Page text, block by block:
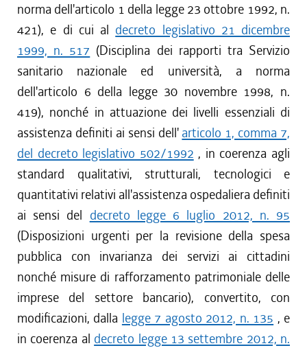
norma dell'articolo 1 della legge 23 ottobre 1992, n.
421), e di cui al decreto legislativo 21 dicembre
1999, n. 517 (Disciplina dei rapporti tra Servizio
sanitario nazionale ed università, a norma
dell'articolo 6 della legge 30 novembre 1998, n.
419), nonché in attuazione dei livelli essenziali di
assistenza definiti ai sensi dell' articolo 1, comma 7,
del decreto legislativo 502/1992 , in coerenza agli
standard qualitativi, strutturali, tecnologici e
quantitativi relativi all'assistenza ospedaliera definiti
ai sensi del decreto legge 6 luglio 2012, n. 95
(Disposizioni urgenti per la revisione della spesa
pubblica con invarianza dei servizi ai cittadini
nonché misure di rafforzamento patrimoniale delle
imprese del settore bancario), convertito, con
modificazioni, dalla legge 7 agosto 2012, n. 135 , e
in coerenza al decreto legge 13 settembre 2012, n.